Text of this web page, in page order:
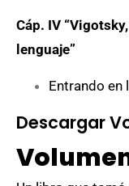
Cáp. IV
lenguaje”
Entrando en
Descargar